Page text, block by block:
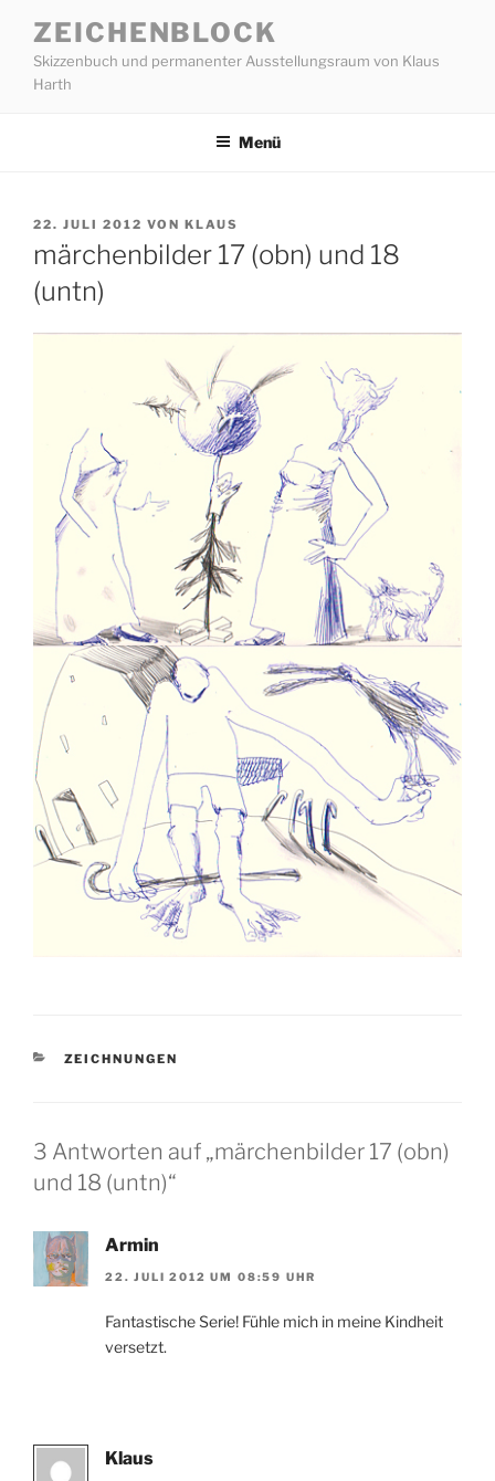
Inhalt
springen
ZEICHENBLOCK
Skizzenbuch und permanenter Ausstellungsraum von Klaus
Harth
Menü
VERÖFFENTLICHT
22. JULI 2012 VON KLAUS
märchenbilder 17 (obn) und 18
(untn)
KATEGORIEN
ZEICHNUNGEN
3 Antworten auf „märchenbilder 17 (obn)
und 18 (untn)“
Armin
22. JULI 2012 UM 08:59 UHR
Fantastische Serie! Fühle mich in meine Kindheit
versetzt.
Klaus